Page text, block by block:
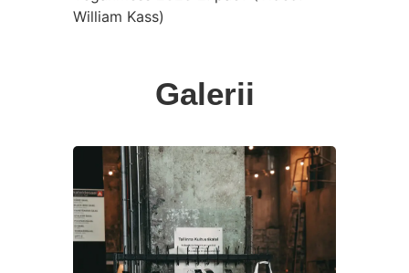
William Kass)
Galerii